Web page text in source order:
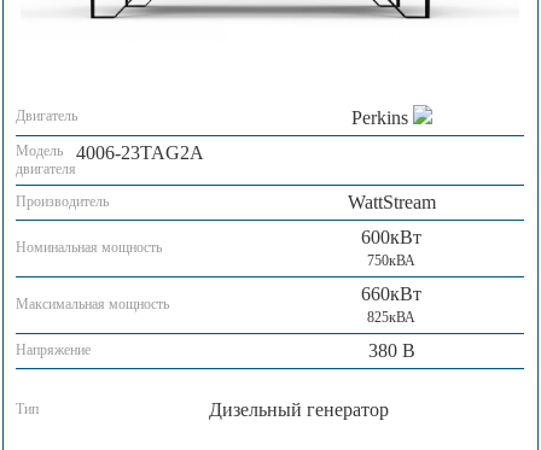
Двигатель Perkins
Модель
двигателя
4006-23TAG2A
Производитель WattStream
Номинальная мощность 600кВт
750кВА
Максимальная мощность 660кВт
825кВА
Напряжение
380 В
Тип Дизельный генератор